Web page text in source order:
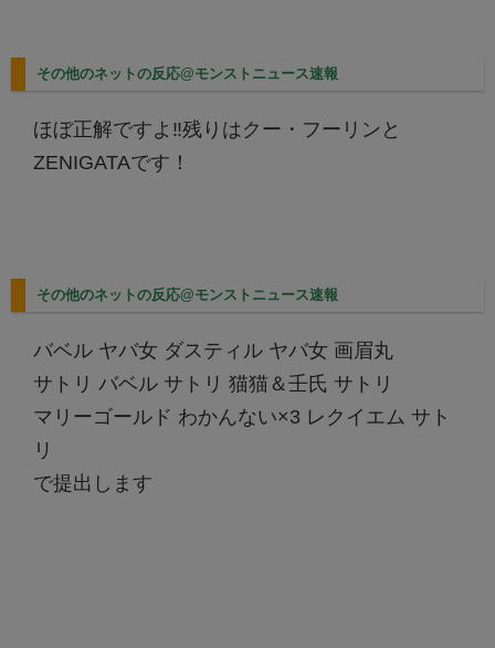
その他のネットの反応@モンストニュース速報
ほぼ正解ですよ‼︎残りはクー・フーリンと
ZENIGATAです！
その他のネットの反応@モンストニュース速報
バベル ヤバ女 ダスティル ヤバ女 画眉丸
サトリ バベル サトリ 猫猫＆壬氏 サトリ
マリーゴールド わかんない×3 レクイエム サト
リ
で提出します